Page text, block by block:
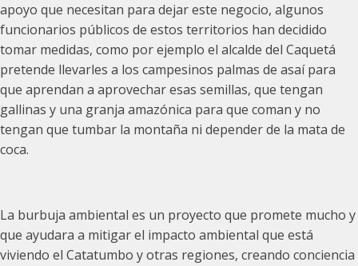
apoyo que necesitan para dejar este negocio, algunos
funcionarios públicos de estos territorios han decidido
tomar medidas, como por ejemplo el alcalde del Caquetá
pretende llevarles a los campesinos palmas de asaí para
que aprendan a aprovechar esas semillas, que tengan
gallinas y una granja amazónica para que coman y no
tengan que tumbar la montaña ni depender de la mata de
coca.
La burbuja ambiental es un proyecto que promete mucho y
que ayudara a mitigar el impacto ambiental que está
viviendo el Catatumbo y otras regiones, creando conciencia